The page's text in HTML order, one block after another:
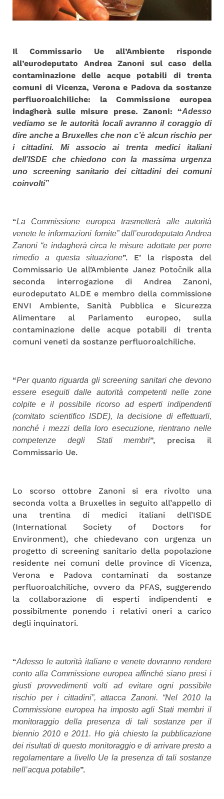
Il Commissario Ue all’Ambiente risponde
all’eurodeputato Andrea Zanoni sul caso della
contaminazione delle acque potabili di trenta
comuni di Vicenza, Verona e Padova da sostanze
perfluoroalchiliche: la Commissione europea
indagherà sulle misure prese. Zanoni: “Adesso
vediamo se le autorità locali avranno il coraggio di
dire anche a Bruxelles che non c’è alcun rischio per
i cittadini. Mi associo ai trenta medici italiani
dell’ISDE che chiedono con la massima urgenza
uno screening sanitario dei cittadini dei comuni
coinvolti”
“La Commissione europea trasmetterà alle autorità
venete le informazioni fornite” dall’eurodeputato Andrea
Zanoni “e indagherà circa le misure adottate per porre
rimedio a questa situazione”. E’ la risposta del
Commissario Ue all’Ambiente Janez Potočnik alla
seconda interrogazione di Andrea Zanoni,
eurodeputato ALDE e membro della commissione
ENVI Ambiente, Sanità Pubblica e Sicurezza
Alimentare al Parlamento europeo, sulla
contaminazione delle acque potabili di trenta
comuni veneti da sostanze perfluoroalchiliche.
“Per quanto riguarda gli screening sanitari che devono
essere eseguiti dalle autorità competenti nelle zone
colpite e il possibile ricorso ad esperti indipendenti
(comitato scientifico ISDE), la decisione di effettuarli,
nonché i mezzi della loro esecuzione, rientrano nelle
competenze degli Stati membri”, precisa il
Commissario Ue.
Lo scorso ottobre Zanoni si era rivolto una
seconda volta a Bruxelles in seguito all’appello di
una trentina di medici italiani dell’ISDE
(International Society of Doctors for
Environment), che chiedevano con urgenza un
progetto di screening sanitario della popolazione
residente nei comuni delle province di Vicenza,
Verona e Padova contaminati da sostanze
perfluoroalchiliche, ovvero da PFAS, suggerendo
la collaborazione di esperti indipendenti e
possibilmente ponendo i relativi oneri a carico
degli inquinatori.
“Adesso le autorità italiane e venete dovranno rendere
conto alla Commissione europea affinché siano presi i
giusti provvedimenti volti ad evitare ogni possibile
rischio per i cittadini”, attacca Zanoni. “Nel 2010 la
Commissione europea ha imposto agli Stati membri il
monitoraggio della presenza di tali sostanze per il
biennio 2010 e 2011. Ho già chiesto la pubblicazione
dei risultati di questo monitoraggio e di arrivare presto a
regolamentare a livello Ue la presenza di tali sostanze
nell’acqua potabile”.